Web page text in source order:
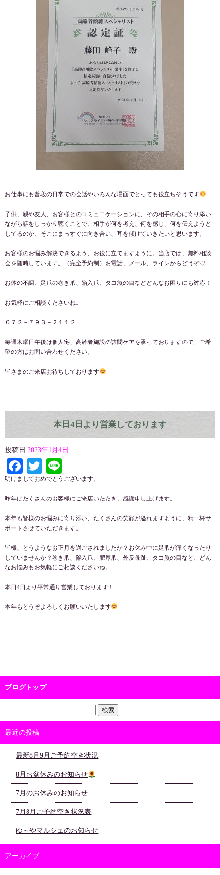
お仕事にも普段の日常での会話やいろんな場面でとっても役立ちそうです
子供、親や友人、お客様とのコミュニケーションに、その相手の心に寄り添い
ながら話をしっかり聴くことで、相手が何を考え、何を感じ、何を伝えようと
してるのか、そこにまっすぐに向き合い、耳を傾けていきたいと思います。
お客様のお悩み解決できるよう、お役に立てますように。当店では、無料相談
会を随時しています。（完全予約制）お電話、メール、ラインからどうぞ♡
お体の不調、足爪の巻き爪、陥入爪、タコ魚の目などどんなお困りにも対応！
お気軽にご相談くださいね。
０７２－７９３－２１１２
毎週木曜日午後は個人宅、高齢者施設の訪問ケアを承っておりますので、ご希
望の方はお問い合わせください。
皆さまのご来店お待ちしております
本日4日より営業しております
投稿日 2023年1月4日
Facebook
Twitter
明けましておめでとうございます。
昨年はたくさんのお客様にご来店いただき、感謝申し上げます。
本年も皆様のお悩みに寄り添い、たくさんの笑顔が溢れますように、精一杯サ
ポートさせていただきます。
皆様、どうようなお正月を過ごされましたか？お休み中に足爪が痛くなったり
していませんか？巻き爪、陥入爪、肥厚爪、外反母趾、タコ魚の目など、どん
なお悩みもお気軽にご相談くださいね。
本日4日より平常通り営業しております！
本年もどうぞよろしくお願いいたします
ブログトップ
最近の投稿
最新8月9月ご予約空き状況
8月お盆休みのお知らせ
7月のお休みのお知らせ
7月8月ご予約空き状況表
ゆ～やマルシェのお知らせ
アーカイブ